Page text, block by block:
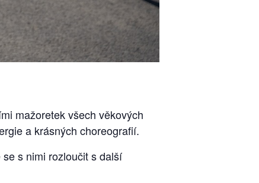
mažoretek všech věkových
a krásných choreografií.
s nimi rozloučit s další